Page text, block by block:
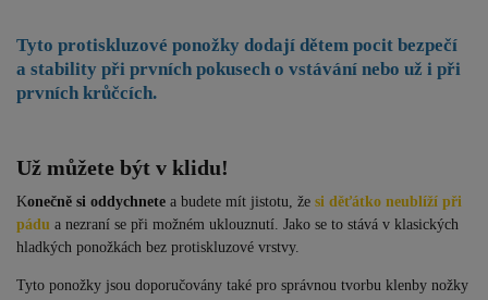
Tyto protiskluzové ponožky dodají dětem pocit bezpečí
a stability při prvních pokusech o vstávání nebo už i při
prvních krůčcích.
Už můžete být v klidu!
Konečně si oddychnete a budete mít jistotu, že si děťátko neublíží při
pádu a nezraní se při možném uklouznutí. Jako se to stává v klasických
hladkých ponožkách bez protiskluzové vrstvy.
Tyto ponožky jsou doporučovány také pro správnou tvorbu klenby nožky